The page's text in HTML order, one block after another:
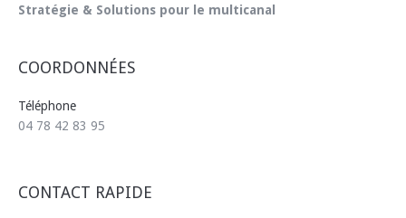
Stratégie & Solutions pour le multicanal
COORDONNÉES
Téléphone
04 78 42 83 95
CONTACT RAPIDE